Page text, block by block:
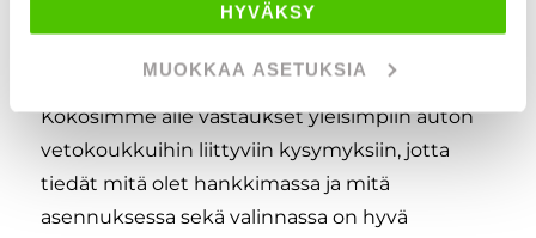
HYVÄKSY
MUOKKAA ASETUKSIA
Usein kysyttyä auton
vetokoukuista
Kokosimme alle vastaukset yleisimpiin auton
vetokoukkuihin liittyviin kysymyksiin, jotta
tiedät mitä olet hankkimassa ja mitä
asennuksessa sekä valinnassa on hyvä